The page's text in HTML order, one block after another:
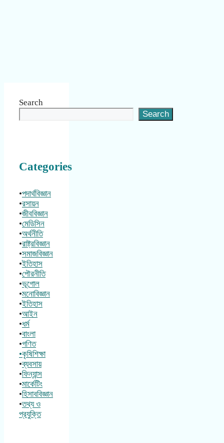
Search
Search
Categories
•পদার্থবিজ্ঞান
•রসায়ন
•জীববিজ্ঞান
•মেডিসিন
•অর্থনীতি
•রাষ্ট্রবিজ্ঞান
•সমাজবিজ্ঞান
•ইতিহাস
•পৌরনীতি
•ভূগোল
•মনোবিজ্ঞান
•ইতিহাস
•আইন
•ধর্ম
•বাংলা
•গণিত
•কৃষিশিক্ষা
•ব্যবসায়
•ফিন্যান্স
•মার্কেটিং
•হিসাববিজ্ঞান
•তথ্য ও
প্রযুক্তি